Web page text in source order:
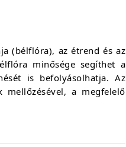
(bélflóra), az étrend és az
minősége segíthet a
is befolyásolhatja. Az
mellőzésével, a megfelelő